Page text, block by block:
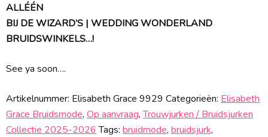
ALLÉÉN
BIJ DE WIZARD’S | WEDDING WONDERLAND
BRUIDSWINKELS…!
See ya soon….
Artikelnummer: Elisabeth Grace 9929 Categorieën: Elisabeth
Grace Bruidsmode, Op aanvraag,Trouwjurken / Bruidsjurken
Collectie 2025-2026 Tags: bruidmode, bruidsjurk,